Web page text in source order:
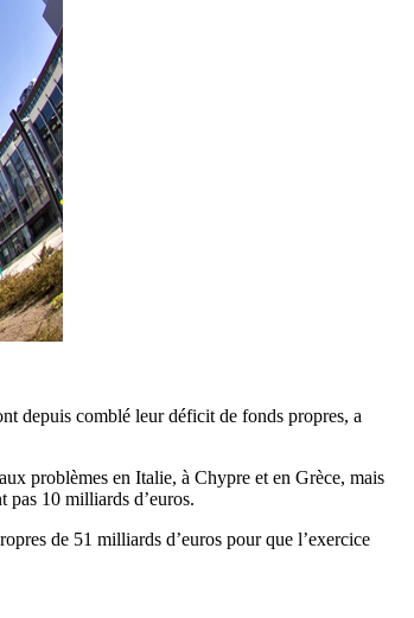
depuis comblé leur déficit de fonds propres, a
problèmes en Italie, à Chypre et en Grèce, mais
pas 10 milliards d’euros.
de 51 milliards d’euros pour que l’exercice